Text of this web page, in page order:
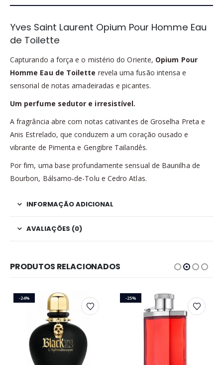
Yves Saint Laurent Opium Pour Homme Eau
de Toilette
Capturando a força e o mistério do Oriente, Opium Pour
Homme Eau de Toilette revela uma fusão intensa e
sensorial de notas amadeiradas e picantes.
Um perfume sedutor e irresistível.
A fragrância abre com notas cativantes de Groselha Preta e
Anis Estrelado, que conduzem a um coração ousado e
vibrante de Pimenta e Gengibre Tailandês.
Por fim, uma base profundamente sensual de Baunilha de
Bourbon, Bálsamo-de-Tolu e Cedro Atlas.
INFORMAÇÃO ADICIONAL
AVALIAÇÕES (0)
PRODUTOS RELACIONADOS
-24% -25%